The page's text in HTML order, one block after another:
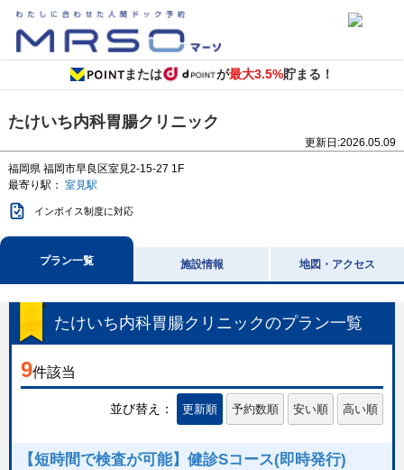
または が最大3.5%貯まる！
たけいち内科胃腸クリニック
更新日:2026.05.09
福岡県 福岡市早良区室見2-15-27 1F
最寄り駅： 室見駅
インボイス制度に対応
プラン一覧 施設情報 地図・アクセス
たけいち内科胃腸クリニックのプラン一覧
9件該当
並び替え： 更新順 予約数順 安い順 高い順
【短時間で検査が可能】健診Sコース(即時発行)